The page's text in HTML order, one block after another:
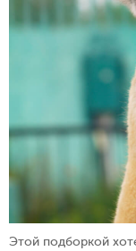
Этой подборкой